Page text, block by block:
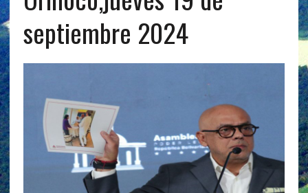
septiembre 2024